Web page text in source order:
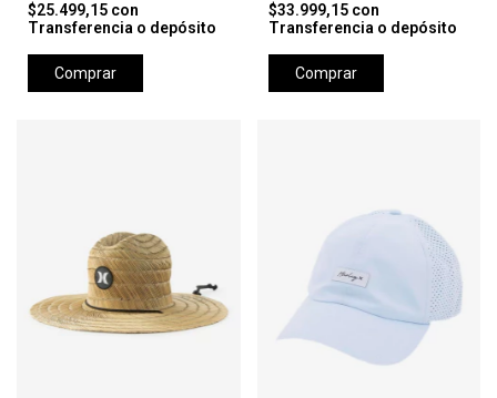
$25.499,15 con
Transferencia o depósito
Comprar
$33.999,15 con
Transferencia o depósito
Comprar